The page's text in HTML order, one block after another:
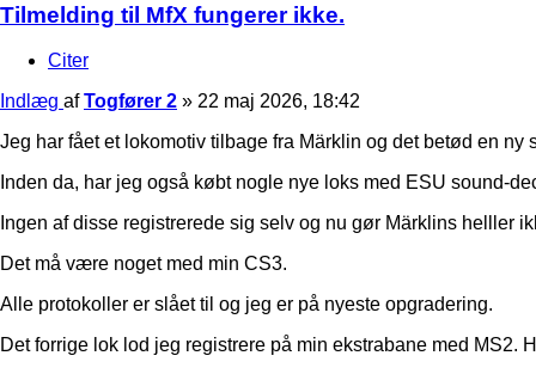
Tilmelding til MfX fungerer ikke.
Citer
Indlæg afTogfører 2 » 22 maj 2026, 18:42
Jeg har fået et lokomotiv tilbage fra Märklin og det betød en ny
Inden da, har jeg også købt nogle nye loks med ESU sound-
Ingen af disse registrerede sig selv og nu gør Märklins helller
Det må være noget med min CS3.
Alle protokoller er slået til og jeg er på nyeste opgradering.
Det forrige lok lod jeg registrere på min ekstrabane med MS2.